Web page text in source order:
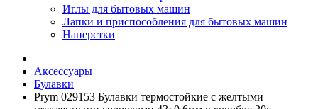
Иглы для бытовых машин
Лапки и приспособления для бытовых машин
Наперстки
Аксессуары
Булавки
Prym 029153 Булавки термостойкие с желтыми